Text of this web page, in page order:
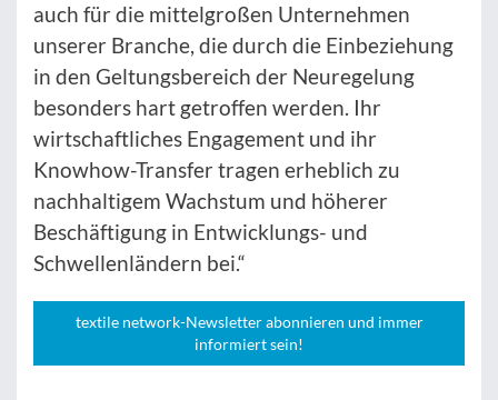
auch für die mittelgroßen Unternehmen
unserer Branche, die durch die Einbeziehung
in den Geltungsbereich der Neuregelung
besonders hart getroffen werden. Ihr
wirtschaftliches Engagement und ihr
Knowhow-Transfer tragen erheblich zu
nachhaltigem Wachstum und höherer
Beschäftigung in Entwicklungs- und
Schwellenländern bei.“
textile network-Newsletter abonnieren und immer
informiert sein!